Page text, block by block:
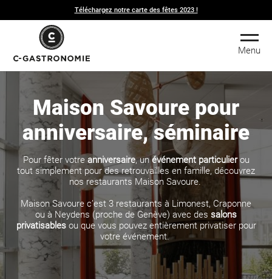
Téléchargez notre carte des fêtes 2023 !
Menu
Maison Savoure pour
anniversaire, séminaire
Pour fêter votre anniversaire, unévénement particulierou
tout simplement pour des retrouvailles en famille, découvrez
nos restaurants Maison Savoure.
Maison Savoure c’est 3 restaurants à Limonest, Craponne
ou à Neydens (proche de Genève) avec des salons
privatisablesou que vous pouvez entièrement privatiser pour
votre événement.